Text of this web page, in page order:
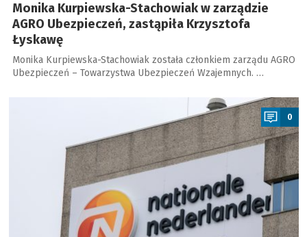
Monika Kurpiewska-Stachowiak w zarządzie
AGRO Ubezpieczeń, zastąpiła Krzysztofa
Łyskawę
Monika Kurpiewska-Stachowiak została członkiem zarządu AGRO
Ubezpieczeń – Towarzystwa Ubezpieczeń Wzajemnych. …
0